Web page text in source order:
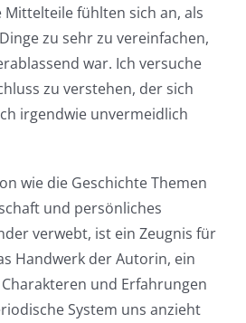
fühlten sich an, als
zu sehr zu vereinfachen,
war. Ich versuche
zu verstehen, der sich
irgendwie unvermeidlich
wie die Geschichte Themen
und persönliches
verwebt, ist ein Zeugnis für
Handwerk der Autorin, ein
und Erfahrungen
System uns anzieht